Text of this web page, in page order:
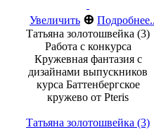
Увеличить ⊕
Татьяна золотошвейка (3)
Работа с конкурса
Кружевная фантазия с
дизайнами выпускников
курса Баттенбергское
кружево от Pteris
Татьяна золотошвейка (3)